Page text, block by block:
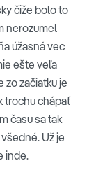
čiže bolo to
nerozumel
úžasná vec
ešte veľa
zo začiatku je
trochu chápať
času sa tak
Už je
inde.